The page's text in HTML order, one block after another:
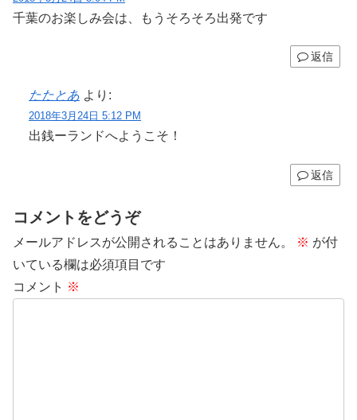
千葉のお楽しみ会は、もうそろそろ出発です
返信
たたとあ より:
2018年3月24日 5:12 PM
出銭ーランドへようこそ！
返信
コメントをどうぞ
メールアドレスが公開されることはありません。 ※ が付
いている欄は必須項目です
コメント ※